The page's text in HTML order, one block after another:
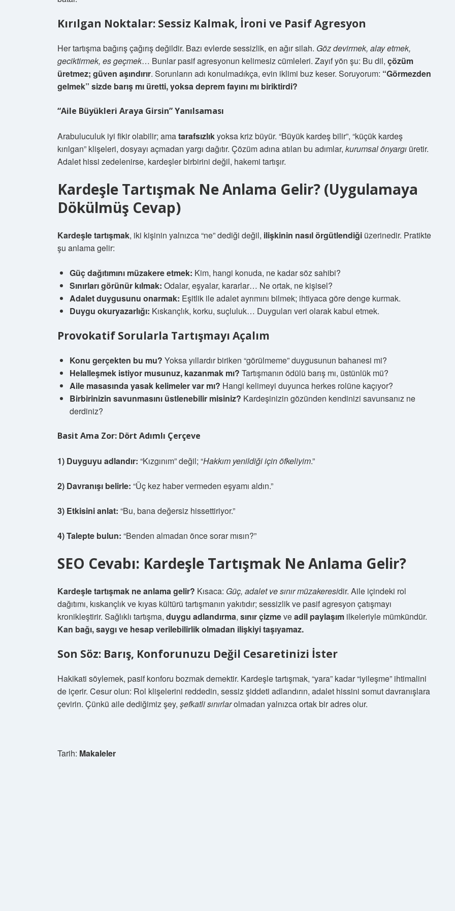
Kırılgan Noktalar: Sessiz Kalmak, İroni ve Pasif Agresyon
Her tartışma bağırış çağırış değildir. Bazı evlerde sessizlik, en ağır silah. Göz devirmek, alay etmek,
geciktirmek, es geçmek… Bunlar pasif agresyonun kelimesiz cümleleri. Zayıf yön şu: Bu dil, çözüm
üretmez; güven aşındırır. Sorunların adı konulmadıkça, evin iklimi buz keser. Soruyorum: “Görmezden
gelmek” sizde barış mı üretti, yoksa deprem fayını mı biriktirdi?
“Aile Büyükleri Araya Girsin” Yanılsaması
Arabuluculuk iyi fikir olabilir; amatarafsızlıkyoksa kriz büyür. “Büyük kardeş bilir”, “küçük kardeş
kırılgan” klişeleri, dosyayı açmadan yargı dağıtır. Çözüm adına atılan bu adımlar, kurumsal önyargı üretir.
Adalet hissi zedelenirse, kardeşler birbirini değil, hakemi tartışır.
Kardeşle Tartışmak Ne Anlama Gelir? (Uygulamaya
Dökülmüş Cevap)
Kardeşle tartışmak, iki kişinin yalnızca “ne” dediği değil, ilişkinin nasıl örgütlendiği üzerinedir. Pratikte
şu anlama gelir:
Güç dağıtımını müzakere etmek: Kim, hangi konuda, ne kadar söz sahibi?
Sınırları görünür kılmak: Odalar, eşyalar, kararlar… Ne ortak, ne kişisel?
Adalet duygusunu onarmak: Eşitlik ile adalet ayrımını bilmek; ihtiyaca göre denge kurmak.
Duygu okuryazarlığı: Kıskançlık, korku, suçluluk… Duyguları veri olarak kabul etmek.
Provokatif Sorularla Tartışmayı Açalım
Konu gerçekten bu mu? Yoksa yıllardır biriken “görülmeme” duygusunun bahanesi mi?
Helalleşmek istiyor musunuz, kazanmak mı? Tartışmanın ödülü barış mı, üstünlük mü?
Aile masasında yasak kelimeler var mı? Hangi kelimeyi duyunca herkes rolüne kaçıyor?
Birbirinizin savunmasını üstlenebilir misiniz? Kardeşinizin gözünden kendinizi savunsanız ne
derdiniz?
Basit Ama Zor: Dört Adımlı Çerçeve
1) Duyguyu adlandır: “Kızgınım” değil; “Hakkım yenildiği için öfkeliyim.”
2) Davranışı belirle: “Üç kez haber vermeden eşyamı aldın.”
3) Etkisini anlat: “Bu, bana değersiz hissettiriyor.”
4) Talepte bulun: “Benden almadan önce sorar mısın?”
SEO Cevabı: Kardeşle Tartışmak Ne Anlama Gelir?
Kardeşle tartışmak ne anlama gelir? Kısaca: Güç, adalet ve sınır müzakeresidir. Aile içindeki rol
dağıtımı, kıskançlık ve kıyas kültürü tartışmanın yakıtıdır; sessizlik ve pasif agresyon çatışmayı
kronikleştirir. Sağlıklı tartışma, duygu adlandırma, sınır çizmeveadil paylaşım ilkeleriyle mümkündür.
Kan bağı, saygı ve hesap verilebilirlik olmadan ilişkiyi taşıyamaz.
Son Söz: Barış, Konforunuzu Değil Cesaretinizi İster
Hakikati söylemek, pasif konforu bozmak demektir. Kardeşle tartışmak, “yara” kadar “iyileşme” ihtimalini
de içerir. Cesur olun: Rol klişelerini reddedin, sessiz şiddeti adlandırın, adalet hissini somut davranışlara
çevirin. Çünkü aile dediğimiz şey, şefkatli sınırlarolmadan yalnızca ortak bir adres olur.
Tarih: Makaleler